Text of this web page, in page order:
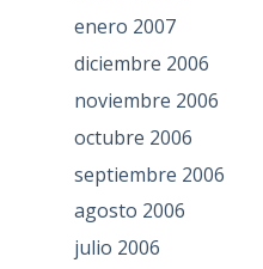
enero 2007
diciembre 2006
noviembre 2006
octubre 2006
septiembre 2006
agosto 2006
julio 2006